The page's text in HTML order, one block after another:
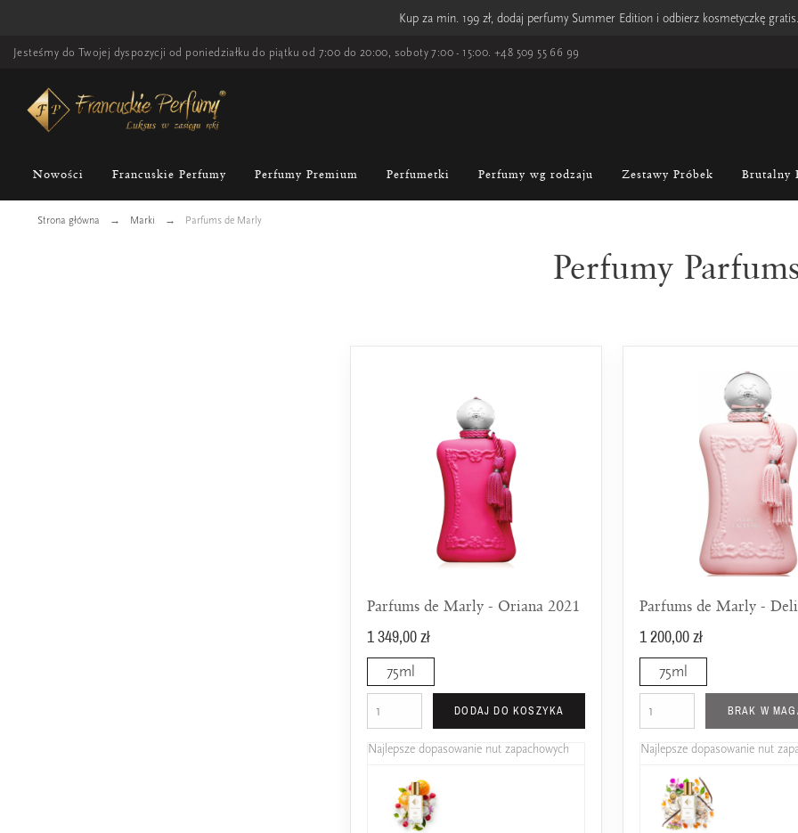
Kup za min. 199 zł, dodaj perfumy Summer Edition i odbierz kosmetyczkę gratis.
Jesteśmy do Twojej dyspozycji od poniedziałku do piątku od 7:00 do 20:00, soboty 7:00 - 15:00. +48 509 55 66 99
Nowości Francuskie Perfumy Perfumy Premium Perfumetki Perfumy wg rodzaju Zestawy Próbek Brutalny
Strona główna Marki Parfums de Marly
Perfumy
Parfums de Marly - Oriana 2021
1 349,00 zł
75ml
DODAJ DO KOSZYKA
Najlepsze dopasowanie nut zapachowych
1 200,00 zł
75ml
BRAK W
Najlepsze dopasowanie nut